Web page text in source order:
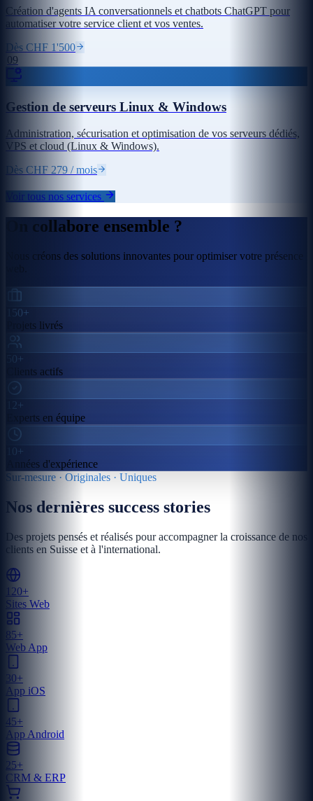
Création d'agents IA conversationnels et chatbots ChatGPT pour
automatiser votre service client et vos ventes.
Dès CHF 1'500
09
Gestion de serveurs Linux & Windows
Administration, sécurisation et optimisation de vos serveurs dédiés,
VPS et cloud (Linux & Windows).
Dès CHF 279 / mois
Voir tous nos services
On collabore ensemble ?
Nous créons des solutions innovantes pour optimiser votre présence
150+
Projets livrés
50+
Clients actifs
12+
Experts en équipe
10+
Années d'expérience
Sur-mesure · Originales · Uniques
Nos dernières success stories
Des projets pensés et réalisés pour accompagner la croissance de nos
clients en Suisse et à l'international.
120+
Sites Web
85+
Web App
30+
App iOS
45+
App Android
25+
CRM & ERP